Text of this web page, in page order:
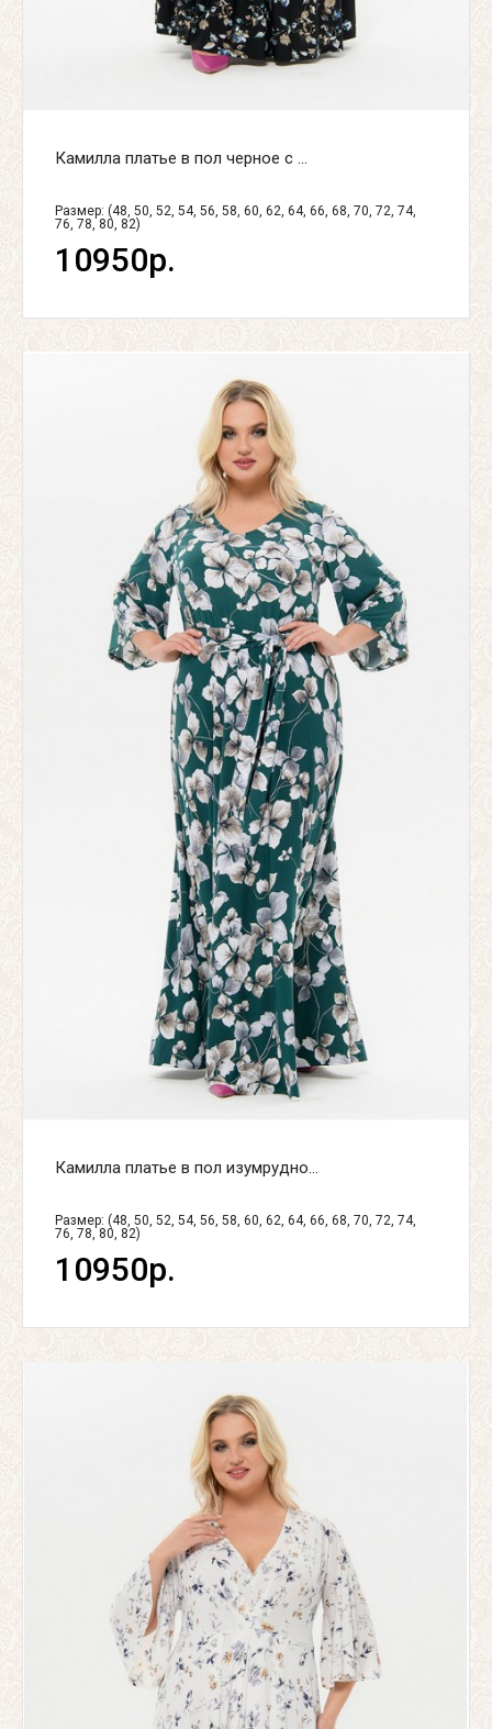
Камилла платье в пол черное с ...
Размер: (48, 50, 52, 54, 56, 58, 60, 62, 64, 66, 68, 70, 72, 74,
76, 78, 80, 82)
10950р.
Камилла платье в пол изумрудно...
Размер: (48, 50, 52, 54, 56, 58, 60, 62, 64, 66, 68, 70, 72, 74,
76, 78, 80, 82)
10950р.